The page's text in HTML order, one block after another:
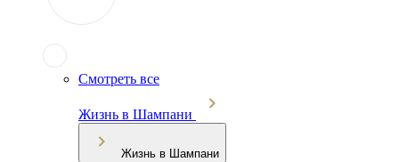
Смотреть все
Жизнь в Шампани
Жизнь в Шампани